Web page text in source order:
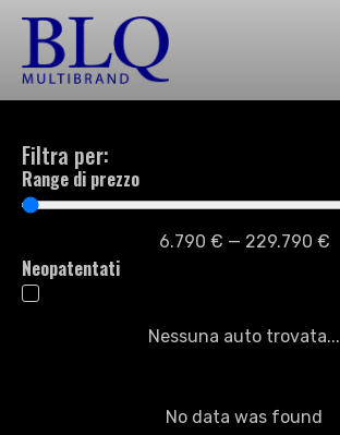
Filtra per:
Range di prezzo
6.790 € — 229.790 €
Neopatentati
Nessuna auto trovata...
No data was found